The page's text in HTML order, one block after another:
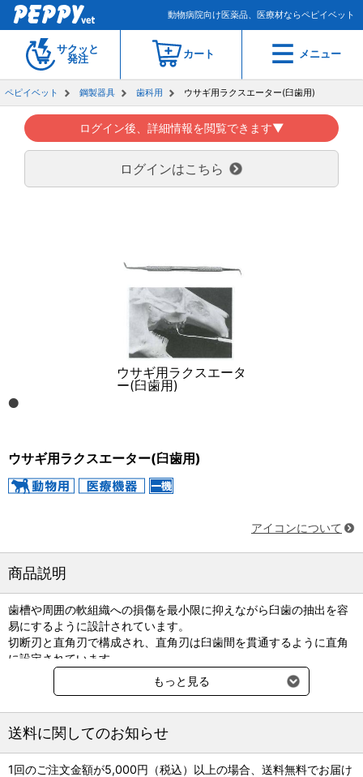
動物病院向け医薬品、医療材ならペピイベット
サクッと
発注
カート メニュー
ペピイベット 鋼製器具 歯科用 ウサギ用ラクスエーター(臼歯用)
ログイン後、詳細情報を閲覧できます▼
ログインはこちら
ウサギ用ラクスエータ
ー(臼歯用)
ウサギ用ラクスエーター(臼歯用)
アイコンについて
商品説明
歯槽や周囲の軟組織への損傷を最小限に抑えながら臼歯の抽出を容
易にするように設計されています。
切断刃と直角刃で構成され、直角刃は臼歯間を貫通するように直角
に設定されています。
材質：ステンレス
英国VI社製
もっと見る
送料に関してのお知らせ
1回のご注文金額が5,000円（税込）以上の場合、送料無料でお届け